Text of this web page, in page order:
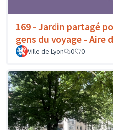
169 - Jardin partagé
gens du voyage - Aire
Ville de Lyon 0 0